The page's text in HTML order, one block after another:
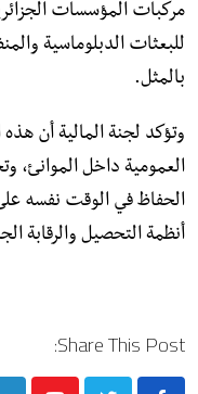
مركبات المؤسسات
للبعثات الدبلوماسية
بالمثل.
وتؤكد لجنة المالية أن
العمومية داخل الموانئ،
الحفاظ في الوقت نفسه على
أنظمة التحصيل والرقابة
Share This Post: